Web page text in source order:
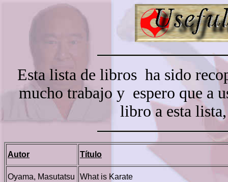
Esta lista de libros ha sido
mucho trabajo y espero que a
libro a esta
Autor Título
Oyama, Masutatsu What is Karate